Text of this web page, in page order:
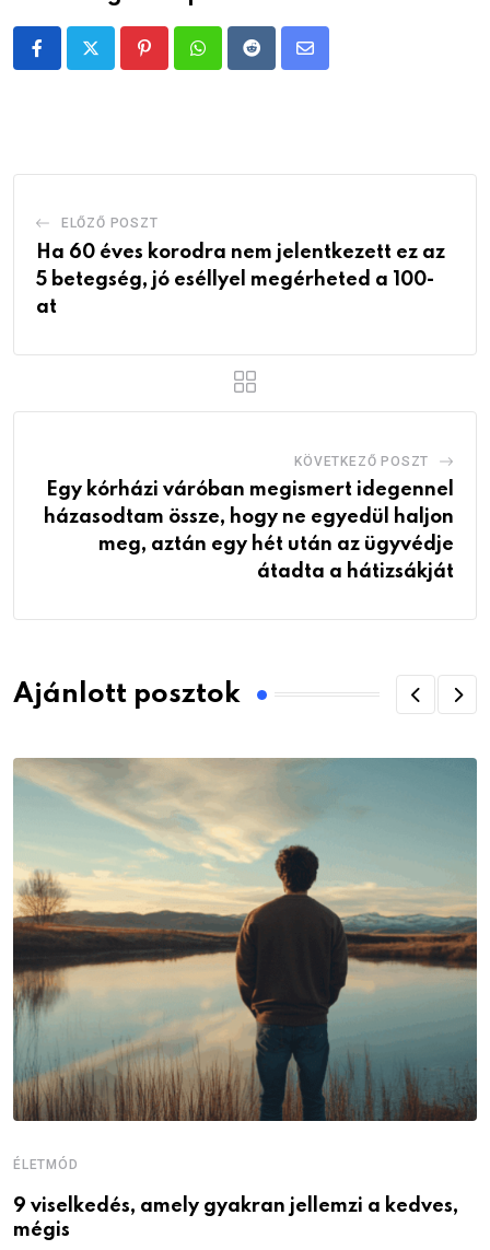
PinterestWhatsappRedditShare
ELŐZŐ POSZT
Ha 60 éves korodra nem jelentkezett ez az
5 betegség, jó eséllyel megérheted a 100-
at
KÖVETKEZŐ POSZT
Egy kórházi váróban megismert idegennel
házasodtam össze, hogy ne egyedül haljon
meg, aztán egy hét után az ügyvédje
átadta a hátizsákját
Ajánlott posztok
ÉLETMÓD
9 viselkedés, amely gyakran jellemzi a kedves,
mégis